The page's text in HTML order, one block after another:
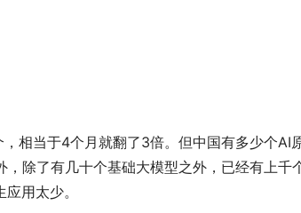
相当于4个月就翻了3倍。但中国有多少个AI
除了有几十个基础大模型之外，已经有上千
用太少。